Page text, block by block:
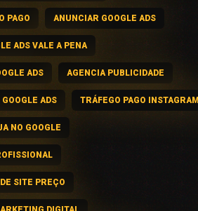
PAGO ANUNCIAR GOOGLE ADS
ADS VALE A PENA
ADS AGENCIA PUBLICIDADE
ADS TRÁFEGO PAGO
NO GOOGLE
SITE PREÇO